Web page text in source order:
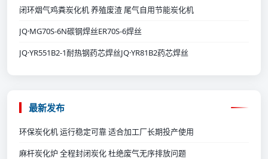
闭环烟气鸡粪炭化机 养殖废渣 尾气自用节能炭化机
JQ·MG70S-6N碳钢焊丝ER70S-6焊丝
JQ·YR551B2-1耐热钢药芯焊丝JQ·YR81B2药芯焊丝
最新发布
环保炭化机 运行稳定可靠 适合加工厂长期投产使用
麻杆炭化炉 全程封闭炭化 杜绝废气无序排放问题